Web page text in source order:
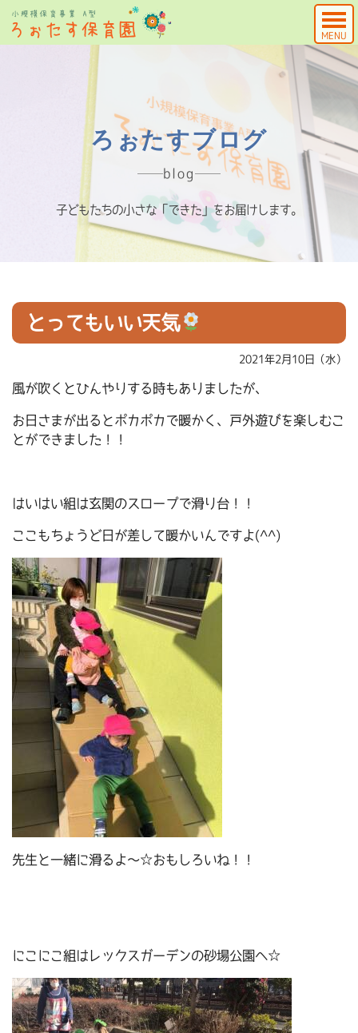
MENU
ろぉたすブログ
blog
子どもたちの小さな「できた」をお届けします。
とってもいい天気
2021年2月10日（水）
風が吹くとひんやりする時もありましたが、
お日さまが出るとポカポカで暖かく、戸外遊びを楽しむこ
とができました！！
はいはい組は玄関のスロープで滑り台！！
ここもちょうど日が差して暖かいんですよ(^^)
先生と一緒に滑るよ～☆おもしろいね！！
にこにこ組はレックスガーデンの砂場公園へ☆